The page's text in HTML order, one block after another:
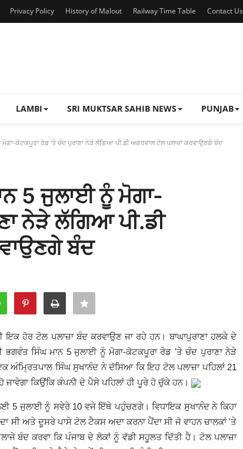
Privacy Policy History of Malout Railway Time Table Contact Us
LAMBI SRI MUKTSAR SAHIB NEWS PUNJAB
ਕੋਟਕਪੂਰਾ ਰੋਡ 'ਤੇ ਚੰਦ ਪੁਰਾਣਾ ਨੇੜੇ ਲੱਗਿਆ ਪੀ.ਡੀ ਅਗਰਵਾਲ ਟੋਲ ਪਲਾਜ਼ਾ ਕਰਵਾਉਣਗੇ ਬੰਦ
5 ਜੁਲਾਈ ਨੂੰ ਮੋਗਾ-
ਨੇੜੇ ਲੱਗਿਆ ਪੀ.ਡੀ
ਬੰਦ
ਇਕ ਹੋਰ ਟੋਲ ਪਲਾਜ਼ਾ ਬੰਦ ਕਰਵਾਉਣ ਜਾ ਰਹੇ ਹਨ। ਬਾਘਾਪੁਰਾਣਾ ਹਲਕੇ ਦੇ
ਸਿੰਘ ਮਾਨ 5 ਜੁਲਾਈ ਨੂੰ ਮੋਗਾ-ਕੋਟਕਪੂਰਾ ਰੋਡ 'ਤੇ ਚੰਦ ਪੁਰਾਣਾ ਨੇੜੇ
ਅੰਮ੍ਰਿਤਪਾਲ ਸਿੰਘ ਸੁਖਾਨੰਦ ਨੇ ਦੱਸਿਆ ਕਿ ਇਹ ਟੋਲ ਪਲਾਜ਼ਾ ਪਹਿਲਾਂ 21
ਕਿਉਂਕਿ ਕੰਪਨੀ ਦੇ ਪੈਸੇ ਪਹਿਲਾਂ ਹੀ ਪੂਰੇ ਹੋ ਚੁੱਕੇ ਹਨ।
5 ਜੁਲਾਈ ਨੂੰ ਸਵੇਰੇ 10 ਵਜੇ ਇੱਥੇ ਪਹੁੰਚਣਗੇ। ਵਿਧਾਇਕ ਸੁਖਾਨੰਦ ਨੇ ਕਿਹਾ
ਸੀ ਅਤੇ ਦੂਸਰੇ ਪਾਸੇ ਟੋਲ ਟੈਕਸ ਅਦਾ ਕਰਨਾ ਪੈਂਦਾ ਸੀ ਜੋ ਵਾਹਨ ਚਾਲਕਾਂ 'ਤੇ
ਬੰਦ ਕਰਵਾ ਕਿ ਪੰਜਾਬ ਦੇ ਲੋਕਾਂ ਨੂੰ ਵੱਡੀ ਸਹੂਲਤ ਦਿੱਤੀ ਹੈ। ਟੋਲ ਪਲਾਜ਼ਾ